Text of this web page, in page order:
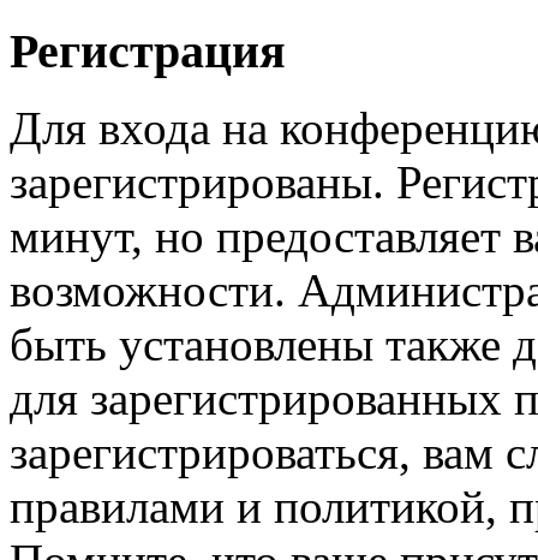
Регистрация
Для входа на
зарегистрированы.
минут, но предоставляет
возможности.
быть установлены также
для зарегистрированных
зарегистрироваться, вам
правилами и политикой,